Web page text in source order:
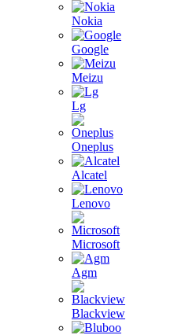
Nokia
Google
Meizu
Lg
Oneplus
Alcatel
Lenovo
Microsoft
Agm
Blackview